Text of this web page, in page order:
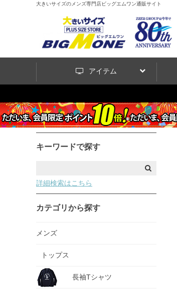
大きいサイズのメンズ専門店ビッグエムワン通販サイト
アイテム
キーワードで探す
詳細検索はこちら
カテゴリから探す
メンズ
トップス
長袖Tシャツ